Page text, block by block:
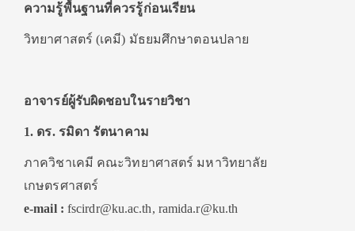
ความรู้พื้นฐานที่ควรรู้ก่อนเรียน
วิทยาศาสตร์ (เคมี) มัธยมศึกษาตอนปลาย
อาจารย์ผู้รับผิดชอบในรายวิชา
1. ดร. รมิดา รัตนาคาม
ภาควิชาเคมี คณะวิทยาศาสตร์ มหาวิทยาลัย
เกษตรศาสตร์
e-mail : fscirdr@ku.ac.th, ramida.r@ku.th